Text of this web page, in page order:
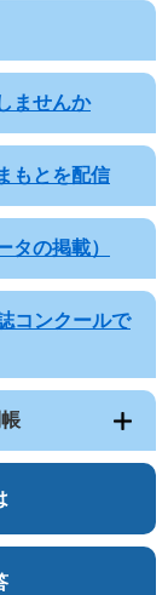
ませんか
もとを配信
タの掲載）
コンクールで